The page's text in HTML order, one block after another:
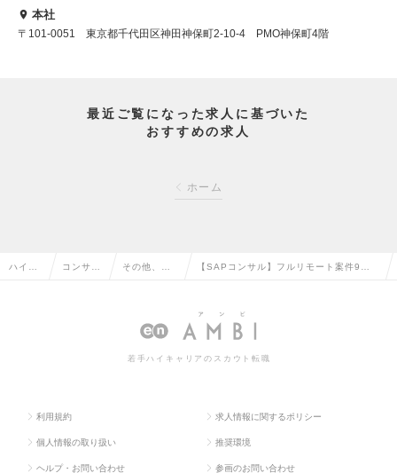
本社
〒101-0051 東京都千代田区神田神保町2-10-4 PMO神保町4階
最近ご覧になった求人に基づいた
おすすめの求人
ホーム
ハイク コンサル その他、コ
ト系の転職
【SAPコンサル】フルリモート案件9割/
モジュール中心の求人情報
若手ハイキャリアのスカウト転職
利用規約 求人情報に関するポリシー
個人情報の取り扱い 推奨環境
ヘルプ・お問い合わせ 参画のお問い合わせ